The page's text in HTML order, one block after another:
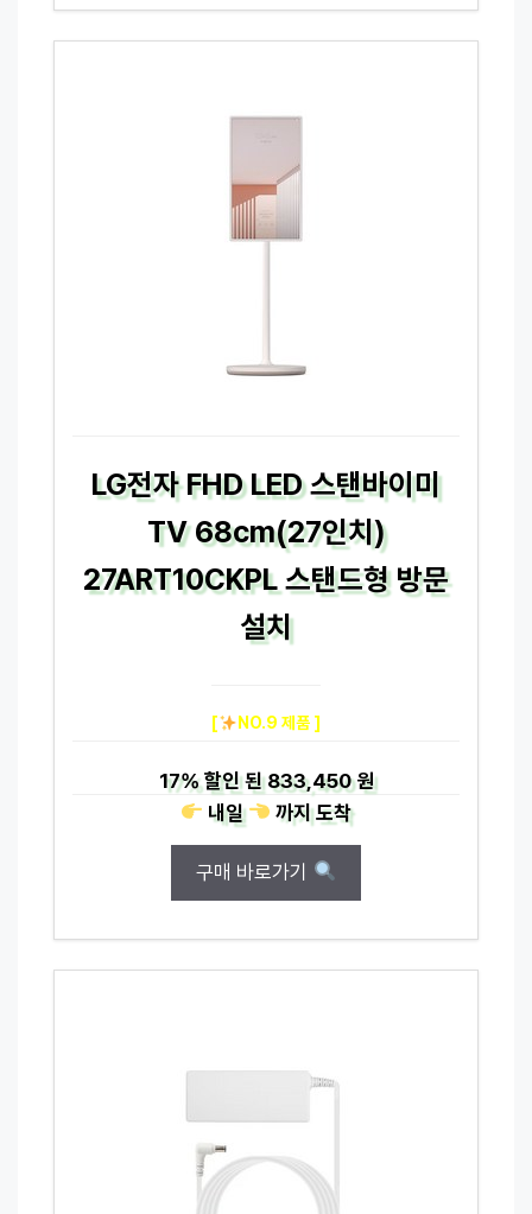
LG전자 FHD LED 스탠바이미
TV 68cm(27인치)
27ART10CKPL 스탠드형 방문
설치
[ NO.9 제품 ]
17%할인 된833,450 원
내일
까지도착
구매 바로가기